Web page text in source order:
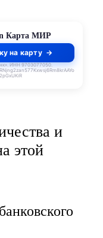
Карта
на карту
ИНН 9703077050.
и
этой